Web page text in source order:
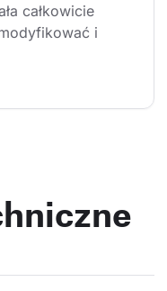
całkowicie
i